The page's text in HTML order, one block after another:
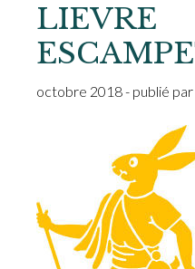
LIEVRE
octobre 2018- publié par